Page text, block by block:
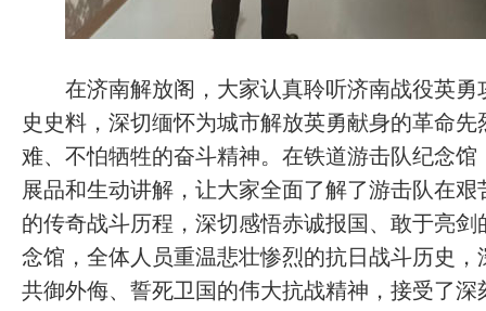
在济南解放阁，大家认真聆听济南战役英勇
史史料，深切缅怀为城市解放英勇献身的革命
难、不怕牺牲的奋斗精神。在铁道游击队纪念
展品和生动讲解，让大家全面了解了游击队在
的传奇战斗历程，深切感悟赤诚报国、敢于亮
念馆，全体人员重温悲壮惨烈的抗日战斗历史
共御外侮、誓死卫国的伟大抗战精神，接受了